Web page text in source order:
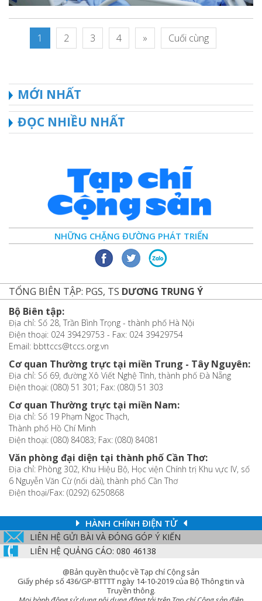
1 2 3 4 » Cuối cùng
MỚI NHẤT
ĐỌC NHIỀU NHẤT
NHỮNG CHẶNG ĐƯỜNG PHÁT TRIỂN
TỔNG BIÊN TẬP: PGS, TS DƯƠNG TRUNG Ý
Bộ Biên tập:
Địa chỉ: Số 28, Trần Bình Trọng - thành phố Hà Nội
Điện thoại: 024 39429753 - Fax: 024 39429754
Email: bbttccs@tccs.org.vn
Cơ quan Thường trực tại miền Trung - Tây Nguyên:
Địa chỉ: Số 69, đường Xô Viết Nghệ Tĩnh, thành phố Đà Nẵng
Điện thoại: (080) 51 301; Fax: (080) 51 303
Cơ quan Thường trực tại miền Nam:
Địa chỉ: Số 19 Phạm Ngọc Thạch,
Thành phố Hồ Chí Minh
Điện thoại: (080) 84083; Fax: (080) 84081
Văn phòng đại diện tại thành phố Cần Thơ:
Địa chỉ: Phòng 302, Khu Hiệu Bộ, Học viện Chính trị Khu vực IV, số
6 Nguyễn Văn Cừ (nối dài), thành phố Cần Thơ
Điện thoại/Fax: (0292) 6250868
HÀNH CHÍNH ĐIỆN TỬ
LIÊN HỆ GỬI BÀI VÀ ĐÓNG GÓP Ý KIẾN
LIÊN HỆ QUẢNG CÁO: 080 46138
@Bản quyền thuộc về Tạp chí Cộng sản
Giấy phép số 436/GP-BTTTT ngày 14-10-2019 của Bộ Thông tin và
Truyền thông.